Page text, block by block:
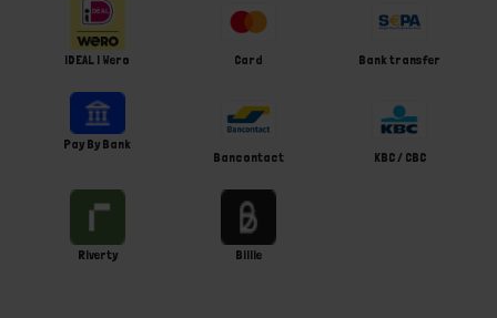
iDEAL | Wero Card Bank transfer
Pay By Bank
Bancontact
KBC / CBC
Riverty Billie